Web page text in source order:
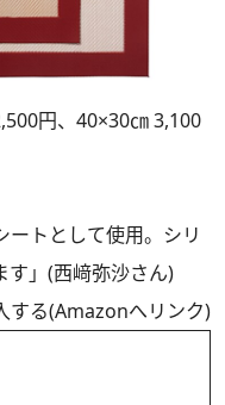
円、40×30㎝ 3,100
ートとして使用。シリ
す」(西﨑弥沙さん)
する(Amazonへリンク)